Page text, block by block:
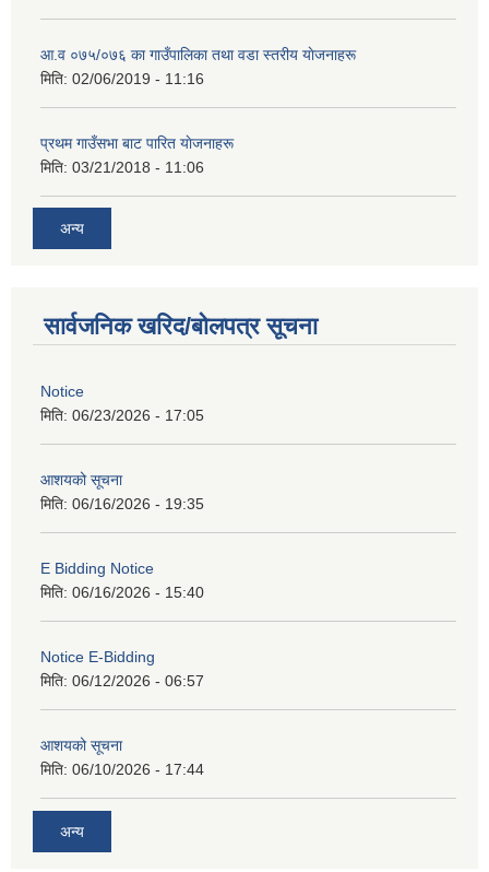
आ‍.व ०७५/०७६ का गाउँपालिका तथा वडा स्तरीय याेजनाहरू
मिति: 02/06/2019 - 11:16
प्रथम गाउँसभा बाट पारित याेजनाहरू
मिति: 03/21/2018 - 11:06
अन्य
सार्वजनिक खरिद/बोलपत्र सूचना
Notice
मिति: 06/23/2026 - 17:05
आशयको सूचना
मिति: 06/16/2026 - 19:35
E Bidding Notice
मिति: 06/16/2026 - 15:40
Notice E-Bidding
मिति: 06/12/2026 - 06:57
आशयको सूचना
मिति: 06/10/2026 - 17:44
अन्य